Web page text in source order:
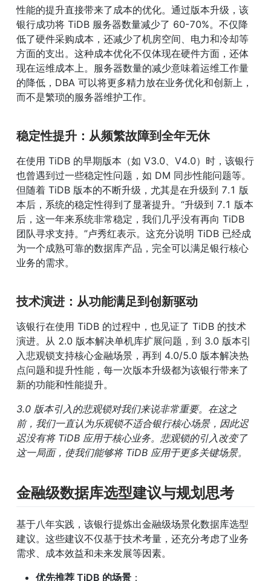
性能的提升直接带来了成本的优化。通过版本升级，该
银行成功将 TiDB 服务器数量减少了 60-70%。不仅降
低了硬件采购成本，还减少了机房空间、电力和冷却等
方面的支出。这种成本优化不仅体现在硬件方面，还体
现在运维成本上。服务器数量的减少意味着运维工作量
的降低，DBA 可以将更多精力放在业务优化和创新上，
而不是繁琐的服务器维护工作。
稳定性提升：从频繁故障到全年无休
在使用 TiDB 的早期版本（如 V3.0、V4.0）时，该银行
也曾遇到过一些稳定性问题，如 DM 同步性能问题等。
但随着 TiDB 版本的不断升级，尤其是在升级到 7.1 版
本后，系统的稳定性得到了显著提升。“升级到 7.1 版本
后，这一年来系统非常稳定，我们几乎没有再向 TiDB
团队寻求支持。”卢秀红表示。这充分说明 TiDB 已经成
为一个成熟可靠的数据库产品，完全可以满足银行核心
业务的需求。
技术演进：从功能满足到创新驱动
该银行在使用 TiDB 的过程中，也见证了 TiDB 的技术
演进。从 2.0 版本解决单机库扩展问题，到 3.0 版本引
入悲观锁支持核心金融场景，再到 4.0/5.0 版本解决热
点问题和提升性能，每一次版本升级都为该银行带来了
新的功能和性能提升。
3.0 版本引入的悲观锁对我们来说非常重要。在这之
前，我们一直认为乐观锁不适合银行核心场景，因此迟
迟没有将 TiDB 应用于核心业务。悲观锁的引入改变了
这一局面，使我们能够将 TiDB 应用于更多关键场景。
金融级数据库选型建议与规划思考
基于八年实践，该银行提炼出金融级场景化数据库选型
建议。这些建议不仅基于技术考量，还充分考虑了业务
需求、成本效益和未来发展等因素。
优先推荐 TiDB 的场景 ：